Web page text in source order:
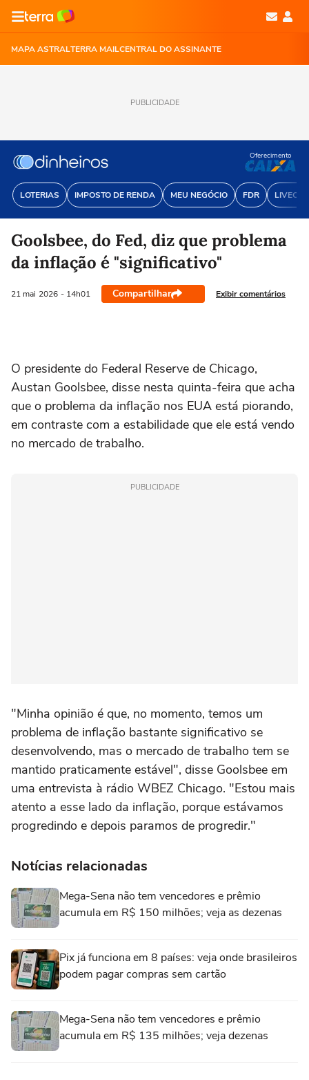
MAPA ASTRALTERRA MAILCENTRAL DO ASSINANTE
PUBLICIDADE
LOTERIAS IMPOSTO DE RENDA MEU NEGÓCIO FDR
Oferecimento
Goolsbee, do Fed, diz que problema
da inflação é "significativo"
21 mai 2026 - 14h01 Compartilhar Exibir comentários
‌O presidente do Federal Reserve de Chicago,
Austan Goolsbee, disse nesta ⁠quinta-feira que acha
‌que o problema da ‌inflação nos ‌EUA está ⁠piorando,
em contraste com a estabilidade que ele está vendo
‌no mercado de ‌trabalho.
PUBLICIDADE
"Minha ⁠opinião ⁠é que, no ⁠momento, temos ‌um
‌problema de inflação bastante significativo se
desenvolvendo, ⁠mas o mercado de trabalho tem se
‌mantido praticamente estável", disse Goolsbee em
⁠uma entrevista à rádio WBEZ Chicago. "Estou mais
atento a esse lado da inflação, porque estávamos
progredindo e depois paramos de progredir."
Notícias relacionadas
Mega-Sena não tem vencedores e prêmio
acumula em R$ 150 milhões; veja as dezenas
Pix já funciona em 8 países: veja onde brasileiros
podem pagar compras sem cartão
Mega-Sena não tem vencedores e prêmio
acumula em R$ 135 milhões; veja dezenas